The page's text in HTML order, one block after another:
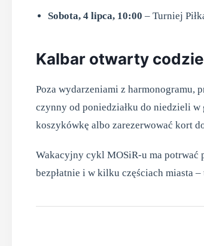
Sobota, 4 lipca, 10:00 – Turniej
Kalbar otwarty
Poza wydarzeniami z harmonogramu,
czynny od poniedziałku do niedzieli
koszykówkę albo zarezerwować kort
Wakacyjny cykl MOSiR-u ma potrwać
bezpłatnie i w kilku częściach miasta